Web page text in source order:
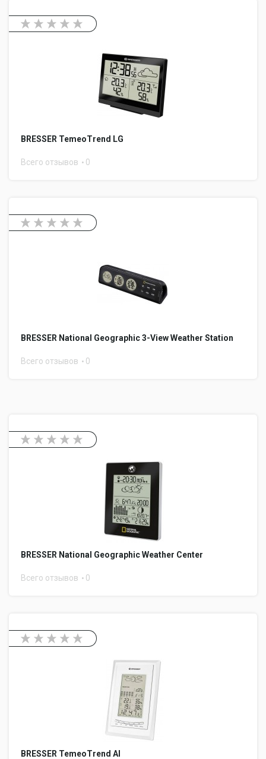
BRESSER TemeoTrend LG
Всего отзывов 0
BRESSER National Geographic 3-View Weather Station
Всего отзывов 0
BRESSER National Geographic Weather Center
Всего отзывов 0
BRESSER TemeoTrend AI